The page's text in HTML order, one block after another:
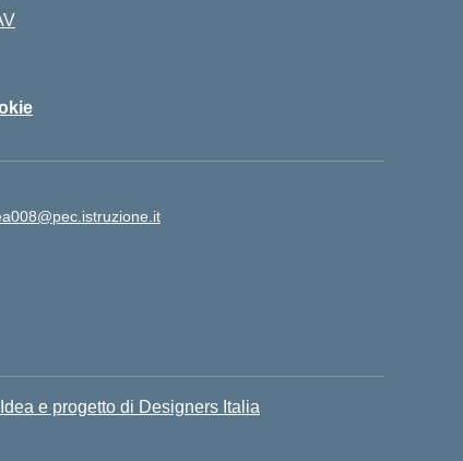
Idea e progetto di Designers Italia